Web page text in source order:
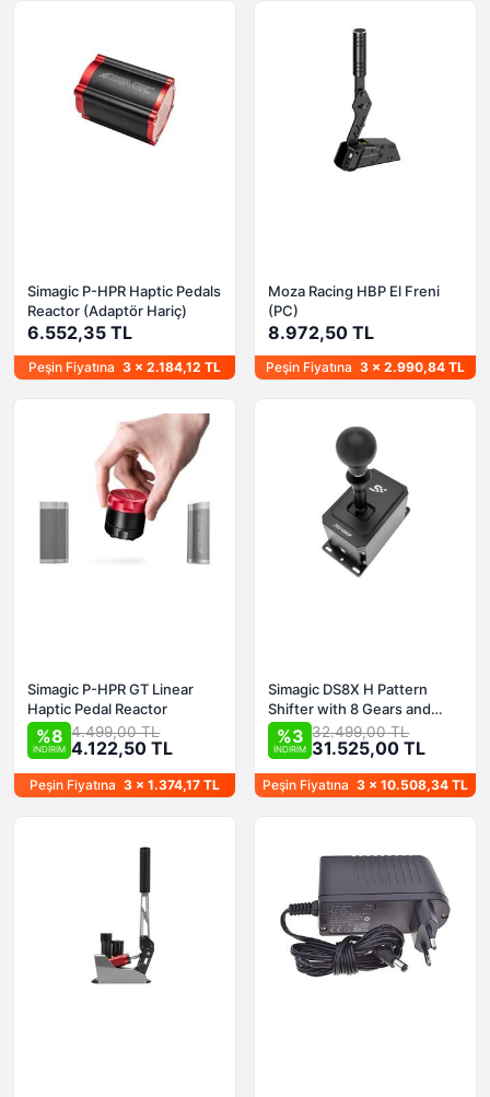
Simagic P-HPR Haptic Pedals
Reactor (Adaptör Hariç)
6.552,35 TL
Peşin Fiyatına 3 x 2.184,12 TL
Moza Racing HBP El Freni
(PC)
8.972,50 TL
Peşin Fiyatına 3 x 2.990,84 TL
Simagic P-HPR GT Linear
Haptic Pedal Reactor
%8
İNDİRİM
4.499,00 TL
4.122,50 TL
Peşin Fiyatına 3 x 1.374,17 TL
Simagic DS8X H Pattern
Shifter with 8 Gears and
Sequential Gears DS-8X
%3
İNDİRİM
32.499,00 TL
31.525,00 TL
Peşin Fiyatına 3 x 10.508,34 TL